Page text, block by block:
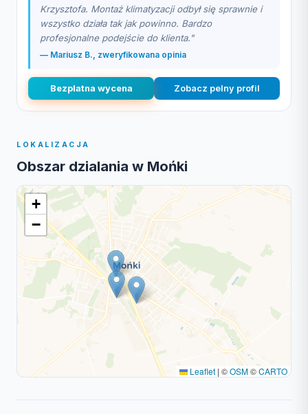
Krzysztofa. Montaż klimatyzacji odbył się sprawnie i
wszystko działa tak jak powinno. Bardzo
profesjonalne podejście do klienta."
— Mariusz B., zweryfikowana opinia
Bezplatna wycena Zobacz pelny profil
LOKALIZACJA
Obszar dzialania w Mońki
+
−
Leaflet | ©OSM©CARTO